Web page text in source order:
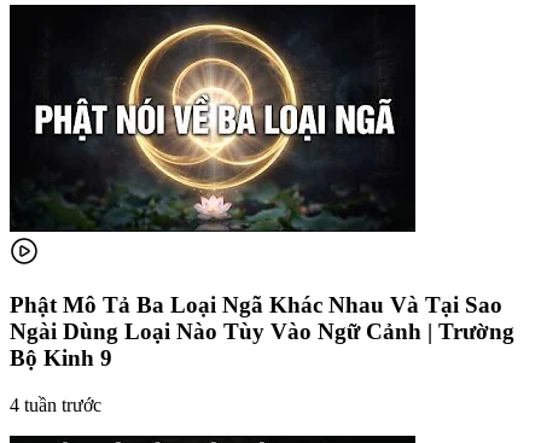
Phật Mô Tả Ba Loại Ngã Khác Nhau Và Tại Sao
Ngài Dùng Loại Nào Tùy Vào Ngữ Cảnh | Trường
Bộ Kinh 9
4 tuần trước